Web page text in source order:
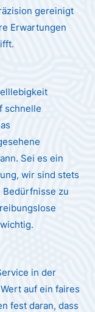
gereinigt
Erwartungen
schnelle
Sei es ein
wir sind stets
Bedürfnisse zu
in der
auf ein faires
fest daran, dass